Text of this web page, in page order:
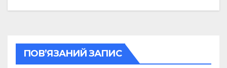
ПОВ’ЯЗАНИЙ ЗАПИС